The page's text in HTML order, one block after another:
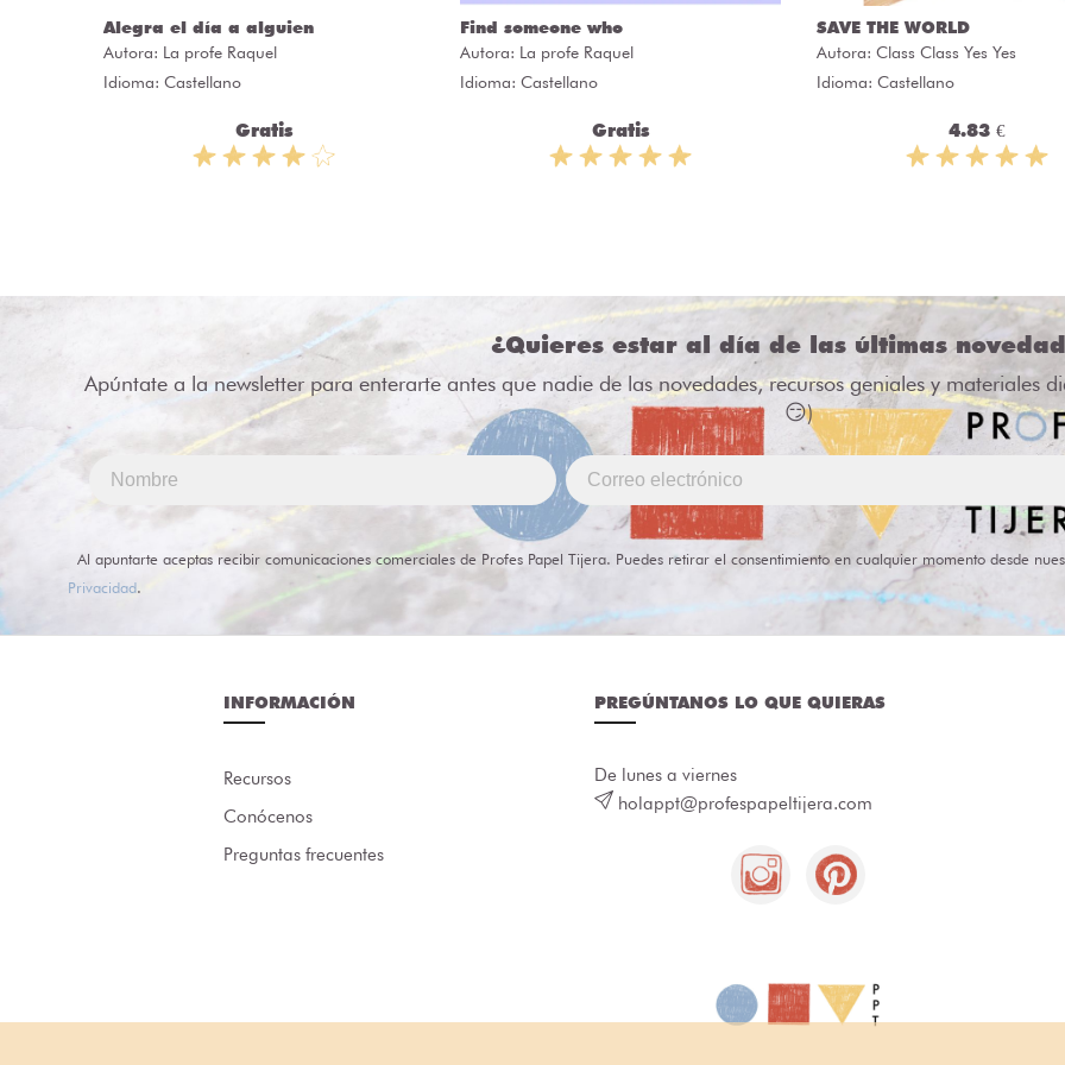
Alegra el día a alguien
Autora: La profe Raquel
Idioma: Castellano
Gratis
Find someone who
Autora: La profe Raquel
Idioma: Castellano
Gratis
SAVE THE WORLD
Autora: Class Class Yes Yes
Idioma: Castellano
4.83 €
¿Quieres estar al día de las últimas
Apúntate a la newsletter para enterarte antes que nadie de las novedades, recursos geniales y materiales
😏)
Al apuntarte aceptas recibir comunicaciones comerciales de Profes Papel Tijera. Puedes retirar el consentimiento en cualquier momento desde
Privacidad.
INFORMACIÓN
Recursos
Conócenos
Preguntas frecuentes
PREGÚNTANOS LO QUE QUIERAS
De lunes a viernes
holappt@profespapeltijera.com